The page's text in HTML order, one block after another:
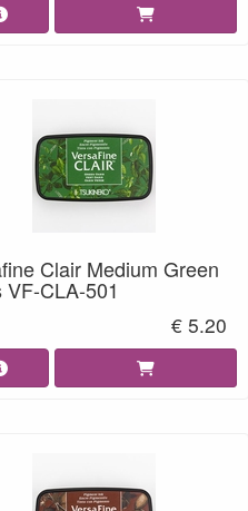
Clair Medium Green
VF-CLA-501
€ 5.20